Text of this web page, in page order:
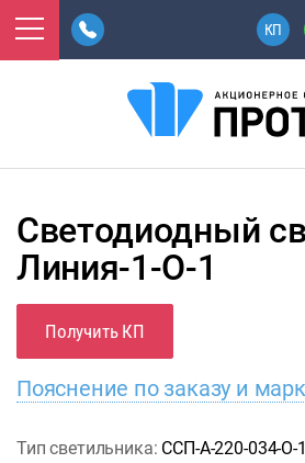
Светодиодный
Линия-1-О-1
Получить КП
Пояснение по заказу и
Тип светильника: ССП-А-220-034-О-